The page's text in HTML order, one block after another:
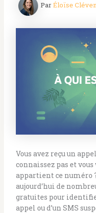
ParÉloïse
Vous avez reçu un
connaissez pas et
appartient ce numéro
aujourd’hui de
gratuites pour
appel ou d’un SMS